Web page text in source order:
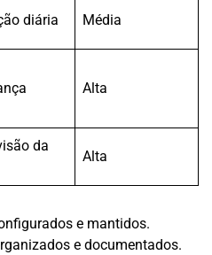
diária Média
Alta
da
Alta
e mantidos.
e documentados.